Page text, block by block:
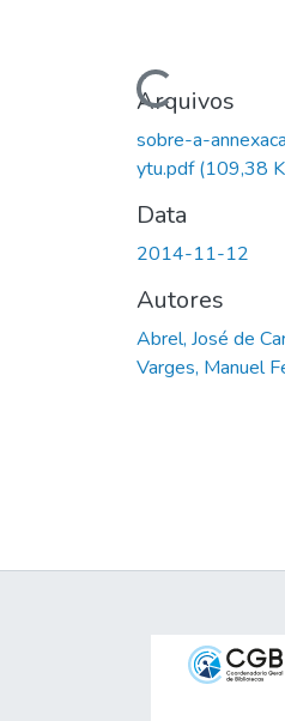
Carregando...
Arquivos
sobre-a-
ytu.pdf(109,38
Data
2014-11-12
Autores
Abrel, José de
Varges, Manuel